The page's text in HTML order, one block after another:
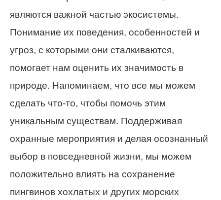
являются важной частью экосистемы.
Понимание их поведения, особенностей и
угроз, с которыми они сталкиваются,
помогает нам оценить их значимость в
природе. Напоминаем, что все мы можем
сделать что-то, чтобы помочь этим
уникальным существам. Поддерживая
охранные мероприятия и делая осознанный
выбор в повседневной жизни, мы можем
положительно влиять на сохранение
пингвинов хохлатых и других морских